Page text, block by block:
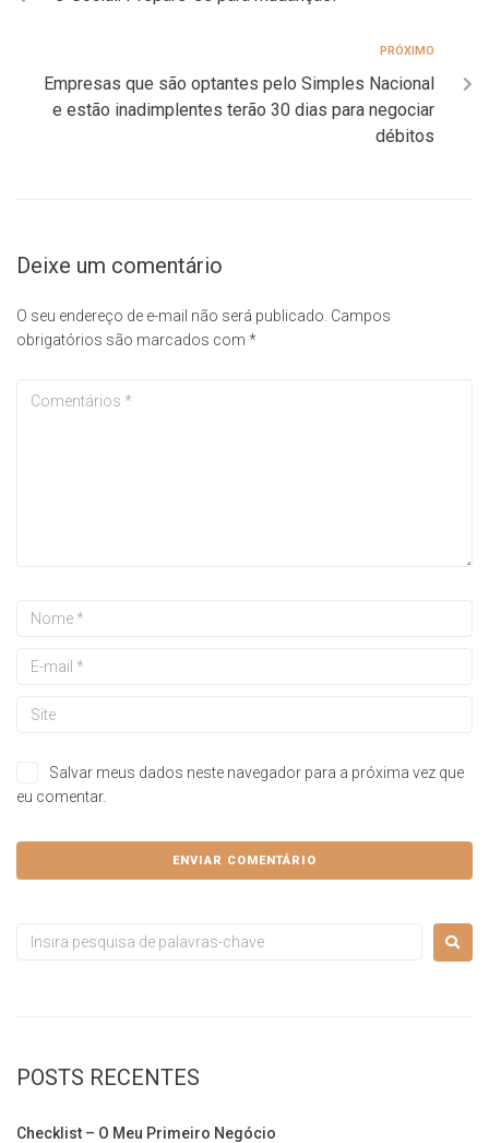
PRÓXIMO
Empresas que são optantes pelo Simples Nacional
e estão inadimplentes terão 30 dias para negociar
débitos
Deixe um comentário
O seu endereço de e-mail não será publicado. Campos
obrigatórios são marcados com *
Salvar meus dados neste navegador para a próxima vez que
eu comentar.
POSTS RECENTES
Checklist – O Meu Primeiro Negócio